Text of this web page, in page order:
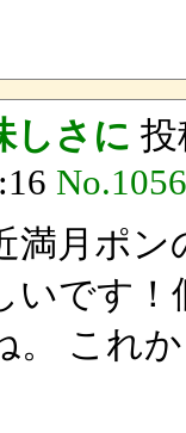
しさに 投
満月ポ
いです
。 これ